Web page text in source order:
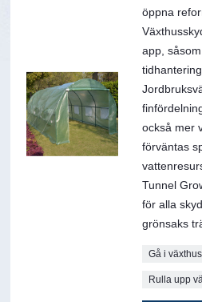
öppna
app,
också mer
förväntas
Tunnel
för alla
grönsaks
Gå i växthus
Rulla upp